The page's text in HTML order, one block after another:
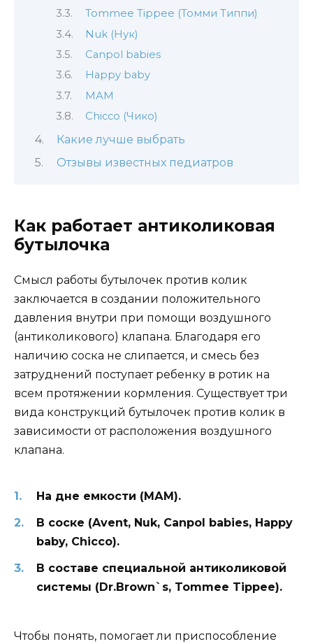
Tommee Tippee (Томми Типпи)
Nuk (Нук)
Canpol babies
Happy baby
МАМ
Chicco (Чико)
Какие лучше выбрать
Отзывы известных педиатров
Как работает антиколиковая
бутылочка
Смысл работы бутылочек против колик
заключается в создании положительного
давления внутри при помощи воздушного
(антиколикового) клапана. Благодаря его
наличию соска не слипается, и смесь без
затруднений поступает ребенку в ротик на
всем протяжении кормления. Существует три
вида конструкций бутылочек против колик в
зависимости от расположения воздушного
клапана.
На дне емкости (МАМ).
В соске (Avent, Nuk, Canpol babies, Happy
baby, Chicco).
В составе специальной антиколиковой
системы (Dr.Brown`s, Tommee Tippee).
Чтобы понять, помогает ли приспособление